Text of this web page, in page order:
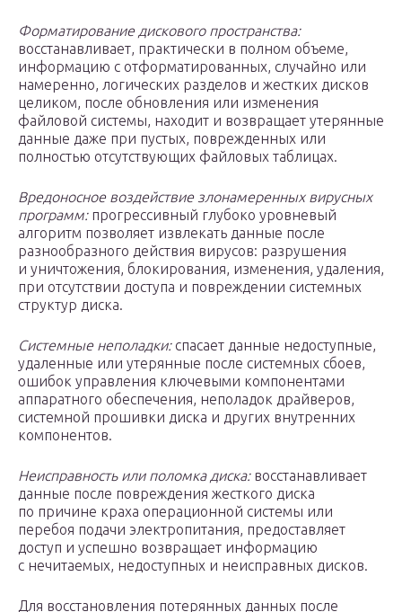
Форматирование дискового пространства:
восстанавливает, практически в полном объеме,
информацию с отформатированных, случайно или
намеренно, логических разделов и жестких дисков
целиком, после обновления или изменения
файловой системы, находит и возвращает утерянные
данные даже при пустых, поврежденных или
полностью отсутствующих файловых таблицах.
Вредоносное воздействие злонамеренных вирусных
программ:прогрессивный глубоко уровневый
алгоритм позволяет извлекать данные после
разнообразного действия вирусов: разрушения
и уничтожения, блокирования, изменения, удаления,
при отсутствии доступа и повреждении системных
структур диска.
Системные неполадки:спасает данные недоступные,
удаленные или утерянные после системных сбоев,
ошибок управления ключевыми компонентами
аппаратного обеспечения, неполадок драйверов,
системной прошивки диска и других внутренних
компонентов.
Неисправность или поломка диска:восстанавливает
данные после повреждения жесткого диска
по причине краха операционной системы или
перебоя подачи электропитания, предоставляет
доступ и успешно возвращает информацию
с нечитаемых, недоступных и неисправных дисков.
Для восстановления потерянных данных после